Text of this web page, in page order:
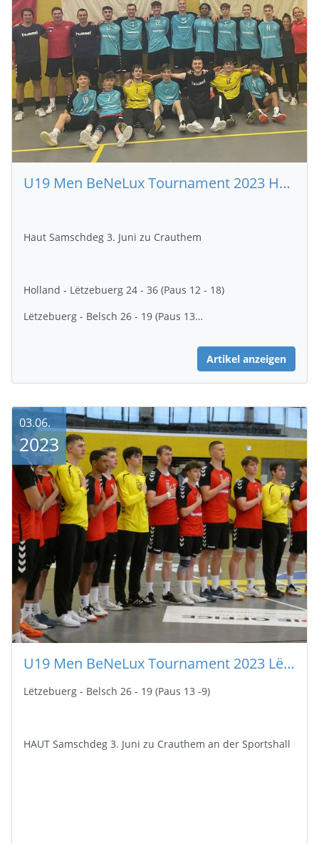
U19 Men BeNeLux Tournament 2023 Holland - Lëtzebuerg 24 - 36
Haut Samschdeg 3. Juni zu Crauthem
Holland - Lëtzebuerg 24 - 36 (Paus 12 - 18)
Lëtzebuerg - Belsch 26 - 19 (Paus 13…
Artikel anzeigen
U19 Men BeNeLux Tournament 2023 Lëtzebuerg - Belsch 26 - 19 (Paus 13 -9)
Lëtzebuerg - Belsch 26 - 19 (Paus 13 -9)
HAUT Samschdeg 3. Juni zu Crauthem an der Sportshall
03.06.
2023